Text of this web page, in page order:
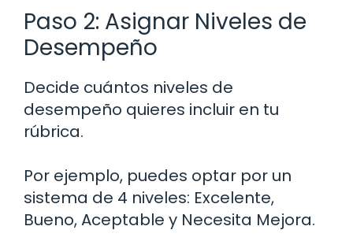
Paso 2: Asignar Niveles de
Desempeño
Decide cuántos niveles de
desempeño quieres incluir en tu
rúbrica.
Por ejemplo, puedes optar por un
sistema de 4 niveles: Excelente,
Bueno, Aceptable y Necesita Mejora.